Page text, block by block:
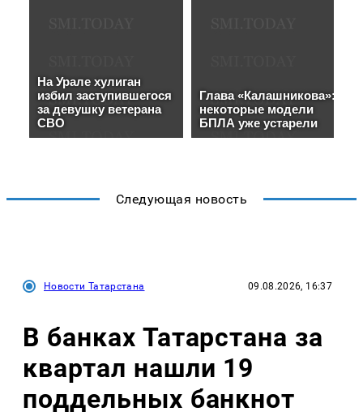
Следующая новость
Новости Татарстана 09.08.2026, 16:37
В банках Татарстана за
квартал нашли 19
поддельных банкнот